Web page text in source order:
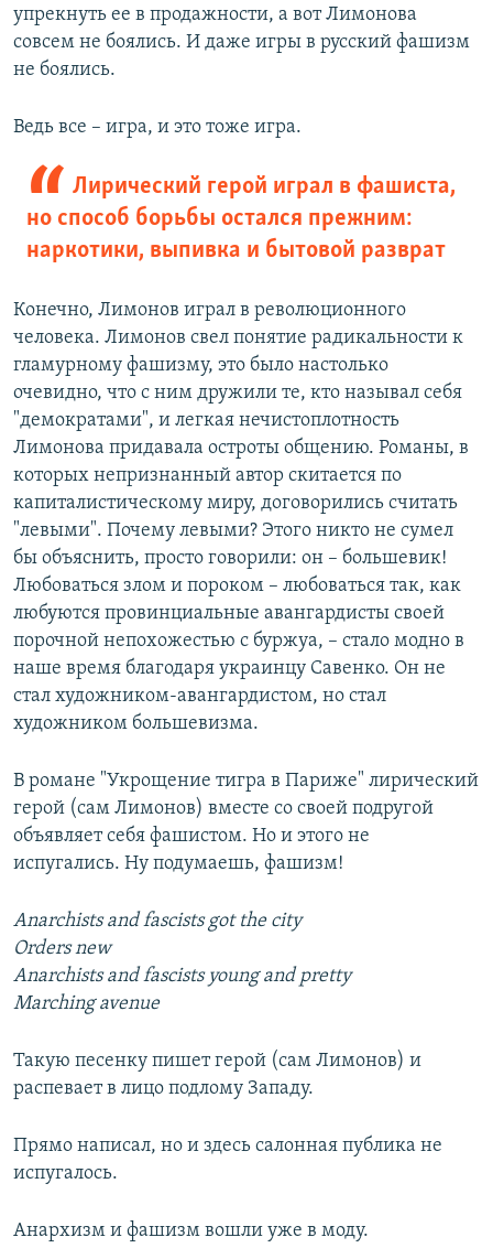
упрекнуть ее в продажности, а вот Лимонова
совсем не боялись. И даже игры в русский фашизм
не боялись.
Ведь все – игра, и это тоже игра.
Лирический герой играл в фашиста,
но способ борьбы остался прежним:
наркотики, выпивка и бытовой разврат
Конечно, Лимонов играл в революционного
человека. Лимонов свел понятие радикальности к
гламурному фашизму, это было настолько
очевидно, что с ним дружили те, кто называл себя
"демократами", и легкая нечистоплотность
Лимонова придавала остроты общению. Романы, в
которых непризнанный автор скитается по
капиталистическому миру, договорились считать
"левыми". Почему левыми? Этого никто не сумел
бы объяснить, просто говорили: он – большевик!
Любоваться злом и пороком – любоваться так, как
любуются провинциальные авангардисты своей
порочной непохожестью с буржуа, – стало модно в
наше время благодаря украинцу Савенко. Он не
стал художником-авангардистом, но стал
художником большевизма.
В романе "Укрощение тигра в Париже" лирический
герой (сам Лимонов) вместе со своей подругой
объявляет себя фашистом. Но и этого не
испугались. Ну подумаешь, фашизм!
Anarchists and fascists got the city
Orders new
Anarchists and fascists young and pretty
Marching avenue
Такую песенку пишет герой (сам Лимонов) и
распевает в лицо подлому Западу.
Прямо написал, но и здесь салонная публика не
испугалось.
Анархизм и фашизм вошли уже в моду.